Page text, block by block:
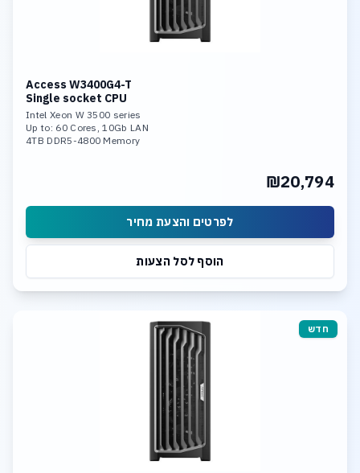
Access W3400G4-T
Single socket CPU
Intel Xeon W 3500 series
Up to: 60 Cores, 10Gb LAN
4TB DDR5-4800 Memory
₪20,794
לפרטים והצעת מחיר
הוסף לסל הצעות
חדש